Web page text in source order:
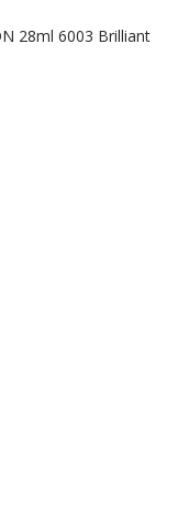
28ml 6003 Brilliant